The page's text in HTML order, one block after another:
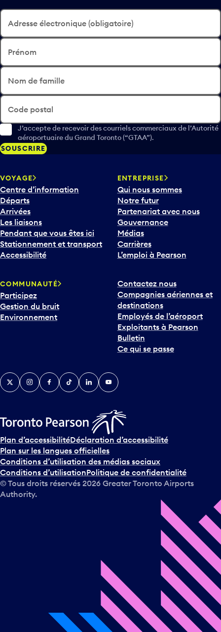
Adresse électronique (obligatoire)
Prénom
Nom de famille
Code postal
J’accepte de recevoir des courriels commerciaux de l’Autorité
aéroportuaire du Grand Toronto (“GTAA”).
SOUSCRIRE
VOYAGE
Centre d’information
Départs
Arrivées
Les liaisons
Pendant que vous êtes ici
Stationnement et transport
Accessibilité
ENTREPRISE
Qui nous sommes
Notre futur
Partenariat avec nous
Gouvernance
Médias
Carrières
L’emploi à Pearson
COMMUNAUTÉ
Participez
Gestion du bruit
Environnement
Contactez nous
Compagnies aériennes et
destinations
Employés de l’aéroport
Exploitants à Pearson
Bulletin
Ce qui se passe
TwitterInstagramFacebook
TikTokLinkedInYouTube
Plan d’accessibilitéDéclaration d’accessibilité
Plan sur les langues officielles
Conditions d’utilisation des médias sociaux
Conditions d’utilisationPolitique de confidentialité
© Tous droits réservés 2026 Greater Toronto Airports
Authority.